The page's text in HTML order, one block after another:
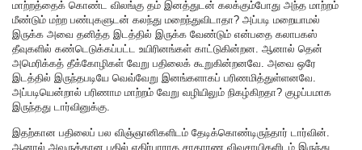
மாற்றத்தைக் கொண்ட விலங்கு தம் இனத்துடன் கலக்கும்போது அந்த மாற்றம்
மீண்டும் மற்ற பண்புகளுடன் கலந்து மறைந்துவிடாதா? அப்படி மறையாமல்
இருக்க அவை தனித்த இடத்தில் இருக்க வேண்டும் என்பதை கலாபகஸ்
தீவுகளில் கண்டெடுக்கப்பட்ட உயிரினங்கள் காட்டுகின்றன. ஆனால் தென்
அமெரிக்கத் தீக்கோழிகள் வேறு பதிலைக் கூறுகின்றனவே. அவை ஒரே
இடத்தில் இருந்தபடியே வெவ்வேறு இனங்களாகப் பரிணமித்துள்ளனவே.
அப்படியென்றால் பரிணாம மாற்றம் வேறு வழியிலும் நிகழ்கிறதா? குழப்பமாக
இருந்தது டார்வினுக்கு.
இதற்கான பதிலைப் பல விஞ்ஞானிகளிடம் தேடிக்கொண்டிருந்தார் டார்வின்.
ஆனால் அவருக்கான பதில் எதிர்பாராத சாதாரண விவசாயிகளிடம் இருந்து